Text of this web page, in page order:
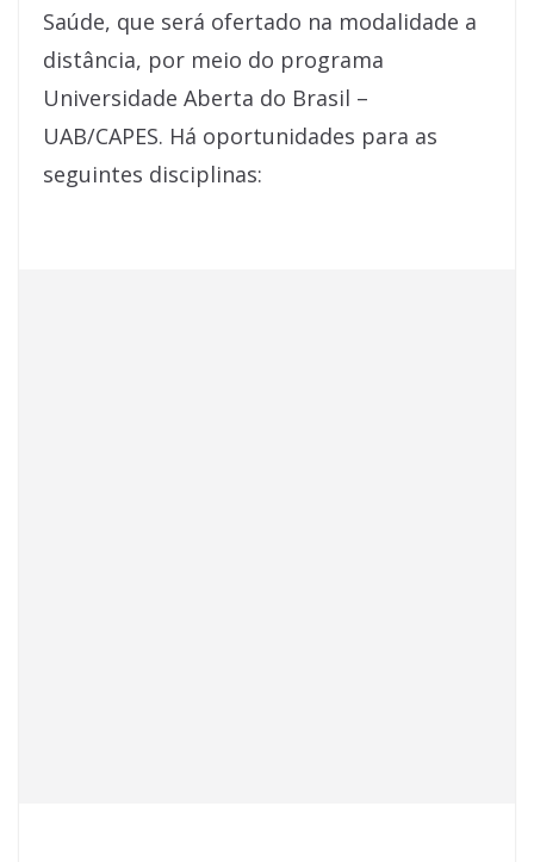
Saúde, que será ofertado na modalidade a
distância, por meio do programa
Universidade Aberta do Brasil –
UAB/CAPES. Há oportunidades para as
seguintes disciplinas: